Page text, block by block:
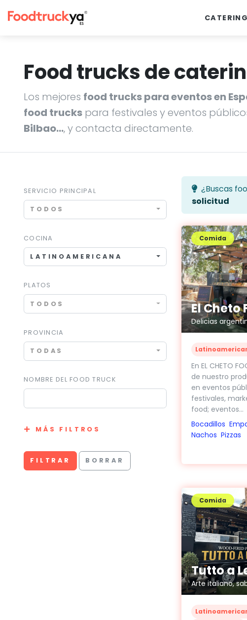
CATERING
Food trucks de
Los mejores food trucks para eventos en
food trucks para festivales y eventos
Bilbao…, y contacta directamente.
SERVICIO PRINCIPAL
TODOS
COCINA
LATINOAMERICANA
PLATOS
TODOS
PROVINCIA
TODAS
NOMBRE DEL FOOD TRUCK
MÁS FILTROS
FILTRAR BORRAR
¿Buscas
solicitud
El Cheto
Delicias
Comida
En EL CHETO
de nuestro
en eventos
festivales,
food; eventos...
Bocadillos
Nachos Pizzas
Arte italiano,
Comida